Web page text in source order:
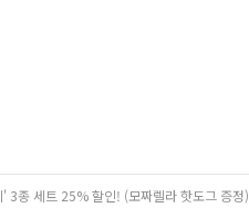
3종 세트 25% 할인! (모짜렐라 핫도그 증정)